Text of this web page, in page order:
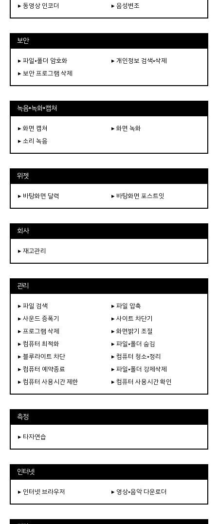
▸ 동영상 인코더 ▸ 음성변조
보안
▸ 파일•폴더 암호화
▸ 개인정보 검색•삭제
▸ 보안 프로그램 삭제
녹음•녹화•캡쳐
▸ 화면 캡쳐
▸ 화면 녹화
▸ 소리 녹음
위젯
▸ 바탕화면 달력 ▸ 바탕화면 포스트잇
회사
▸ 재고관리
관리
▸ 파일 검색
▸ 파일 압축
▸ 사운드 증폭기
▸ 사이트 차단기
▸ 프로그램 삭제
▸ 화면밝기 조절
▸ 컴퓨터 최적화
▸ 파일•폴더 숨김
▸ 블루라이트 차단
▸ 컴퓨터 청소•정리
▸ 컴퓨터 예약종료
▸ 파일•폴더 강제삭제
▸ 컴퓨터 사용시간 제한
▸ 컴퓨터 사용시간 확인
측정
▸ 타자연습
인터넷
▸ 인터넷 브라우저 ▸ 영상•음악 다운로더